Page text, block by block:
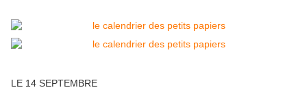
LE 14 SEPTEMBRE